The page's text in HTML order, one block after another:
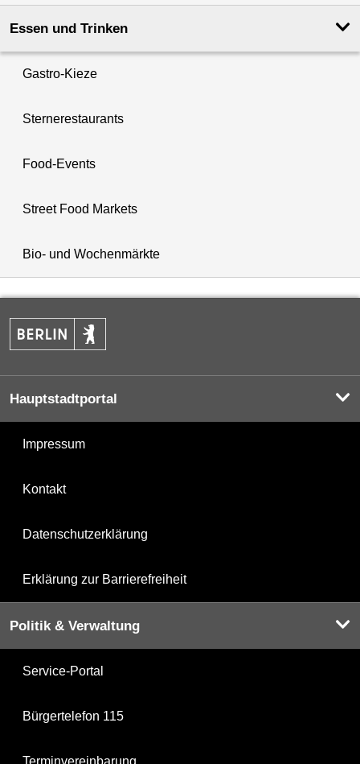
Essen und Trinken
Gastro-Kieze
Sternerestaurants
Food-Events
Street Food Markets
Bio- und Wochenmärkte
Hauptstadtportal
Impressum
Kontakt
Datenschutzerklärung
Erklärung zur Barrierefreiheit
Politik & Verwaltung
Service-Portal
Bürgertelefon 115